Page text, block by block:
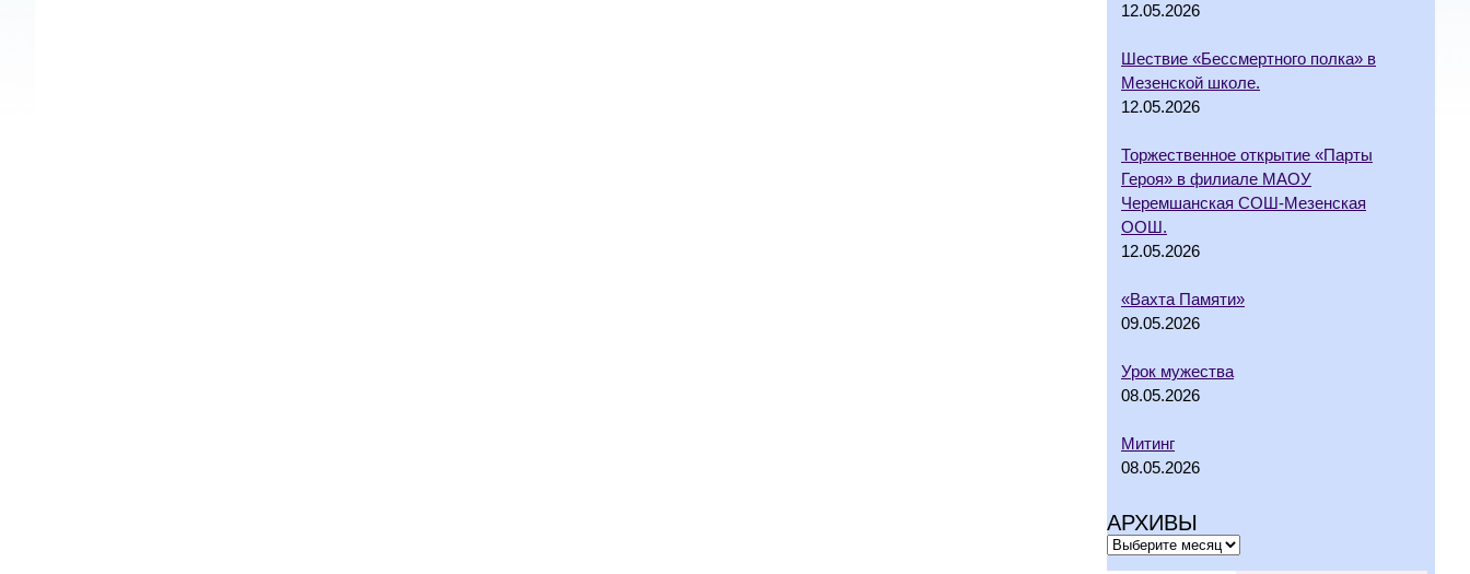
12.05.2026
Шествие «Бессмертного полка» в
Мезенской школе.
12.05.2026
Торжественное открытие «Парты
Героя» в филиале МАОУ
Черемшанская СОШ-Мезенская
ООШ.
12.05.2026
«Вахта Памяти»
09.05.2026
Урок мужества
08.05.2026
Митинг
08.05.2026
АРХИВЫ